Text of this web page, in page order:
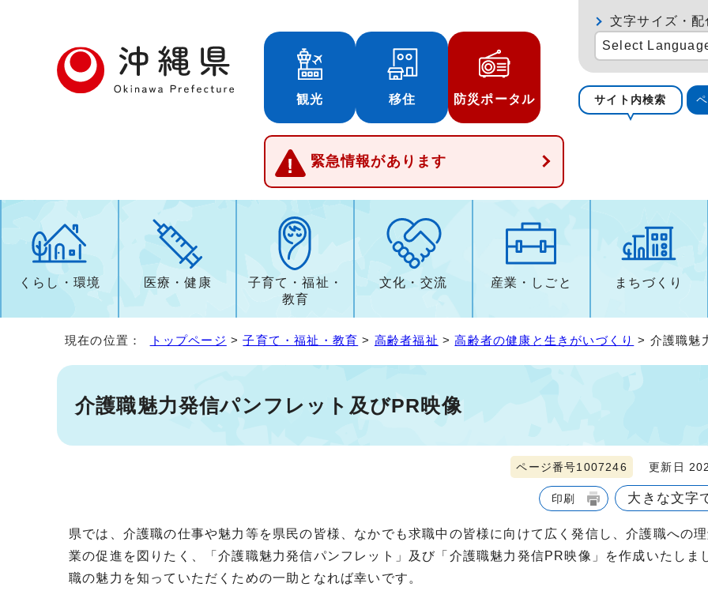
観光 移住 防災ポータル
緊急情報があります
文字サイズ・配
Select
サイト内検索
くらし・環境 医療・健康
子育て・福祉・
教育
文化・交流 産業・しごと まちづくり
現在の位置： トップページ >子育て・福祉・教育 > 高齢者福祉 >高齢者の健康と生きがいづくり > 介護職魅
介護職魅力発信パンフレット及びPR映像
ページ番号1007246 更新日
印刷 大きな文字
県では、介護職の仕事や魅力等を県民の皆様、なかでも求職中の皆様に向けて広く発信し、介護職への
業の促進を図りたく、「介護職魅力発信パンフレット」及び「介護職魅力発信PR映像」を作成いたしま
職の魅力を知っていただくための一助となれば幸いです。